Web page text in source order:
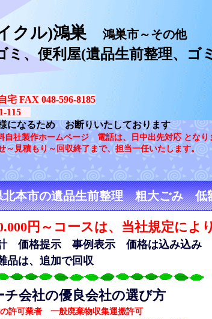
クル)鴻巣 鴻巣市～その他
ミ、便利屋(遺品生前整理、ゴ
宅 FAX 048-596-8185
115
様になるため お断りいたしております
社製作ホームページ 電話は、日中出先対応 とな
見積もり～回収終了まで、担当一任いたします。
北本市の遺品生前整理 粗大ごみ 低
円～コースは、当社規定によ
価格提示 事例表示 価格は込み込み
品は、追加で回収
チ会社の優良会社の選び方
の許可業者 一般廃棄物収集運搬許可